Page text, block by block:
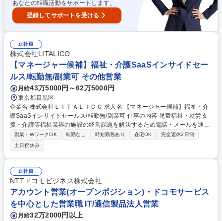
あなたの転職活動をサポートします。
登録してサポートを受ける
正社員
株式会社LITALICO
【マネージャー候補】福祉・介護SaaSインサイドセー
ルス/転勤無/副業可 その他営業
月給43万5000円～62万5000円
東京都目黒区
企業名 株式会社ＬＩＴＡＬＩＣＯ 求人名 【マネージャー候補】福祉・介
護SaaSインサイドセールス/転勤無/副業可 仕事の内容 児童福祉・就労支
援・介護等福祉業界の施設の経営課題を解決するため電話・メールを通じ
て自社開発のソフトやメディア提案をお任せ。実績やキャリアのご志向に
あわせて、早ければ入社半年で管理職も実現可能。 【詳細】■興味を持っ
ていただいた施設へお電話やメールでアプローチして商談の機会を作りま
す。■コンタクト終了した顧客に対し再度有効化するためのリサイクルプ
ロセス・商談機会の創出■個々の施設の困りごとを丁寧に聞き、最適なIT
サービスを組み合わせた解決策を案内する、コンサルティング要素のある
営業です。※マーケティング部署と協業した企画設計や部門間連携による
プロジェクト等に関わることもあります。 募集職種 【マネージャー候
補】福祉・介護SaaSインサイドセールス/転勤無/副業可
副業・WワークOK 転勤なし 時短勤務あり 在宅OK
完全週休2日制
土日祝休み
正社員
NTTドコモビジネス株式会社
アカウント営業(オープンポジション)・ドコモサービス
を中心とした営業職 IT/通信製品法人営業
月給32万2000円以上